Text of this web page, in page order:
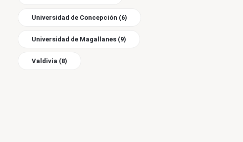
Universidad de Concepción (6)
Universidad de Magallanes (9)
Valdivia (8)